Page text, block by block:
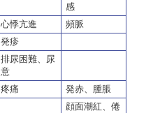
感
心悸亢進
頻脈
発疹
排尿困難、尿
意
疼痛
発赤、腫脹
顔面潮紅、倦